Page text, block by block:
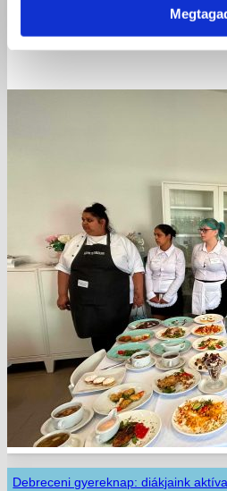
Debreceni gyereknap: diákjaink